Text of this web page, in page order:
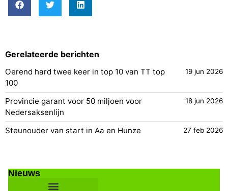
Gerelateerde berichten
Oerend hard twee keer in top 10 van TT top
100
19 jun 2026
Provincie garant voor 50 miljoen voor
Nedersaksenlijn
18 jun 2026
Steunouder van start in Aa en Hunze 27 feb 2026
Nieuws